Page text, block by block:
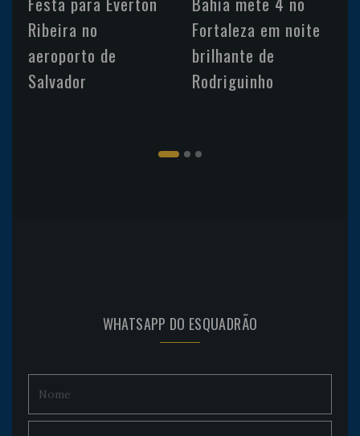
Ribeira no
aeroporto de
Salvador
Fortaleza em noite
brilhante de
Rodriguinho
WHATSAPP DO ESQUADRÃO